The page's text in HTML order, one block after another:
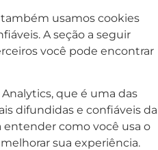
também usamos cookies
A seção a seguir
você pode encontrar
que é uma das
difundidas e confiáveis ​​da
entender como você usa o
sua experiência.